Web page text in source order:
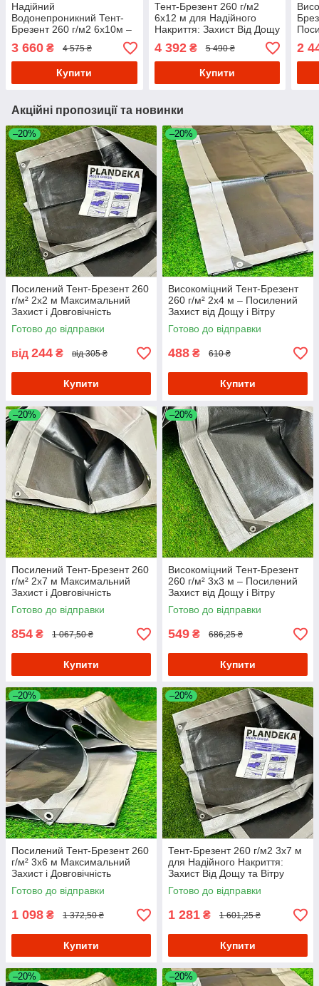
Надійний
Водонепроникний Тент-
Брезент 260 г/м2 6х10м –
Ідеальне Рішення для
Захисту від Дощу
3 660 ₴ 4 575 ₴
Купити
Тент-Брезент 260 г/м2
6х12 м для Надійного
Накриття: Захист Від Дощу
та Вітру
4 392₴ 5 490 ₴
Купити
2
Акційні пропозиції та новинки
–20%
Посилений Тент-Брезент 260
г/м² 2х2 м Максимальний
Захист і Довговічність
Готово до відправки
від 244 ₴ від 305 ₴
Купити
–20%
Високоміцний Тент-Брезент
260 г/м² 2х4 м – Посилений
Захист від Дощу і Вітру
Готово до відправки
488 ₴ 610 ₴
Купити
–20%
Посилений Тент-Брезент 260
г/м² 2х7 м Максимальний
Захист і Довговічність
Готово до відправки
854 ₴ 1 067,50 ₴
Купити
–20%
Високоміцний Тент-Брезент
260 г/м² 3х3 м – Посилений
Захист від Дощу і Вітру
Готово до відправки
549 ₴ 686,25 ₴
Купити
–20%
Посилений Тент-Брезент 260
г/м² 3х6 м Максимальний
Захист і Довговічність
Готово до відправки
1 098 ₴ 1 372,50 ₴
Купити
–20%
Тент-Брезент 260 г/м2 3х7 м
для Надійного Накриття:
Захист Від Дощу та Вітру
Готово до відправки
1 281 ₴ 1 601,25 ₴
Купити
–20% –20%